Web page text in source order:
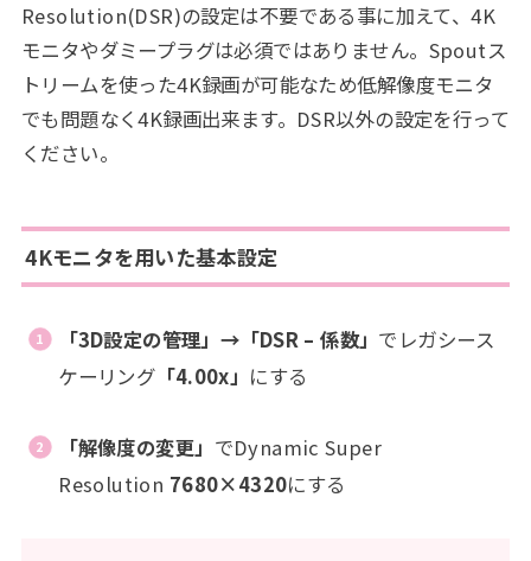
Resolution(DSR)の設定は不要である事に加えて、4K
モニタやダミープラグは必須ではありません。Spoutス
トリームを使った4K録画が可能なため低解像度モニタ
でも問題なく4K録画出来ます。DSR以外の設定を行って
ください。
4Kモニタを用いた基本設定
「3D設定の管理」→「DSR – 係数」 でレガシース
ケーリング 「4.00x」 にする
「解像度の変更」 でDynamic Super
Resolution 7680×4320にする